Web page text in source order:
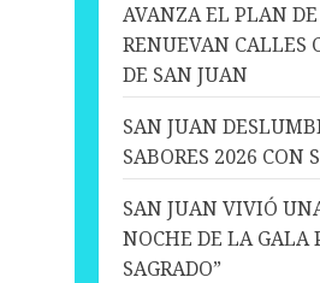
AVANZA EL PLAN
RENUEVAN CALLES
DE SAN JUAN
SAN JUAN
SABORES 2026 CON
SAN JUAN VIVIÓ
NOCHE DE LA GALA
SAGRADO”